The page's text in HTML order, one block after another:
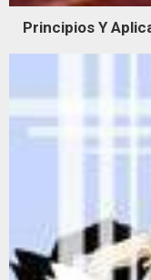
Principios Y